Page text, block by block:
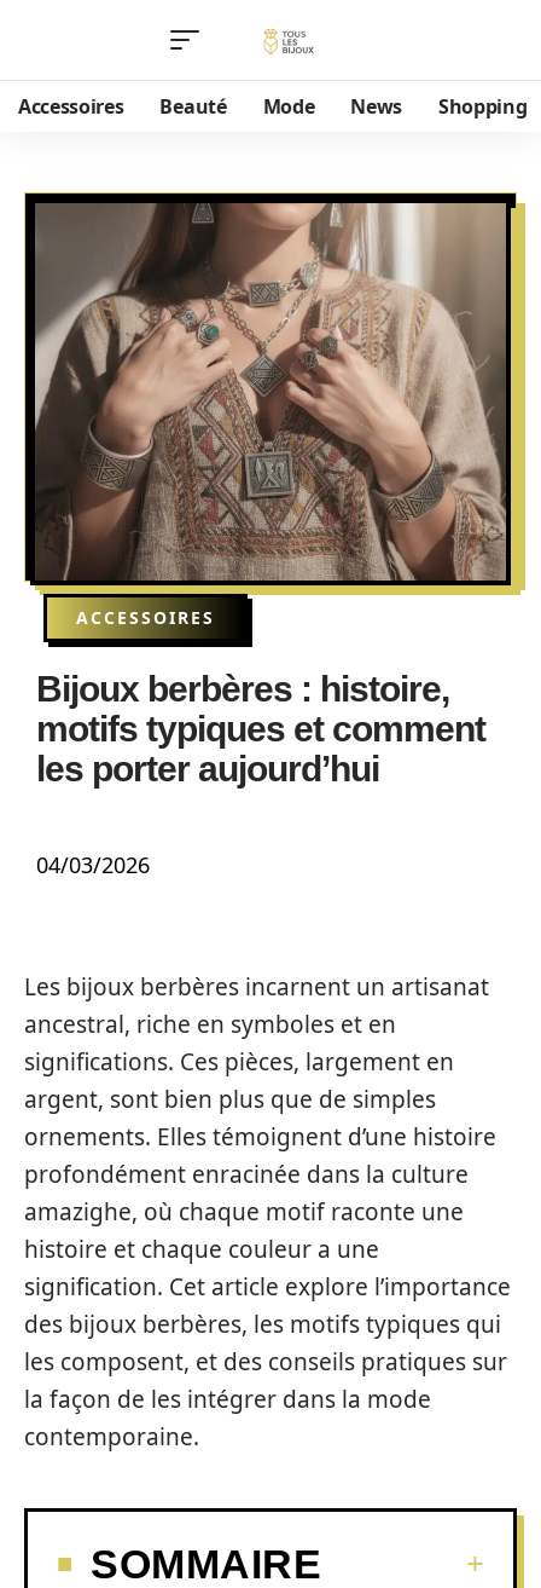
Accessoires Beauté Mode News Shopping
ACCESSOIRES
Bijoux berbères : histoire,
motifs typiques et comment
les porter aujourd’hui
04/03/2026
Les bijoux berbères incarnent un artisanat
ancestral, riche en symboles et en
significations. Ces pièces, largement en
argent, sont bien plus que de simples
ornements. Elles témoignent d’une histoire
profondément enracinée dans la culture
amazighe, où chaque motif raconte une
histoire et chaque couleur a une
signification. Cet article explore l’importance
des bijoux berbères, les motifs typiques qui
les composent, et des conseils pratiques sur
la façon de les intégrer dans la mode
contemporaine.
SOMMAIRE